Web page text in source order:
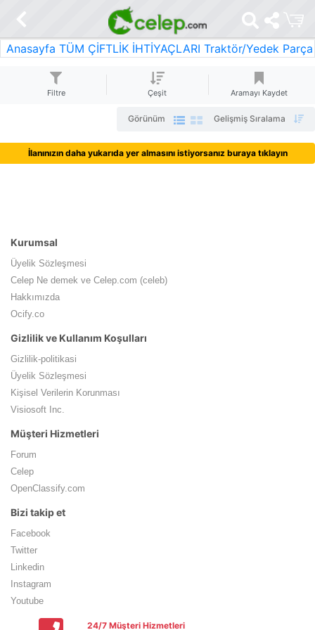
Anasayfa TÜM ÇİFTLİK İHTİYAÇLARI Traktör/Yedek
Filtre Çeşit Aramayı Kaydet
Görünüm Gelişmiş Sıralama
İlanınızın daha yukarıda yer almasını istiyorsanız buraya tıklayın
Kurumsal
Üyelik Sözleşmesi
Celep Ne demek ve Celep.com (celeb)
Hakkımızda
Ocify.co
Gizlilik ve Kullanım Koşulları
Gizlilik-politikasi
Üyelik Sözleşmesi
Kişisel Verilerin Korunması
Visiosoft Inc.
Müşteri Hizmetleri
Forum
Celep
OpenClassify.com
Bizi takip et
Facebook
Twitter
Linkedin
Instagram
Youtube
24/7 Müşteri Hizmetleri